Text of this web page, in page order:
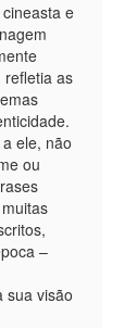
e
refletia as
ele, não
ou
–
sua visão